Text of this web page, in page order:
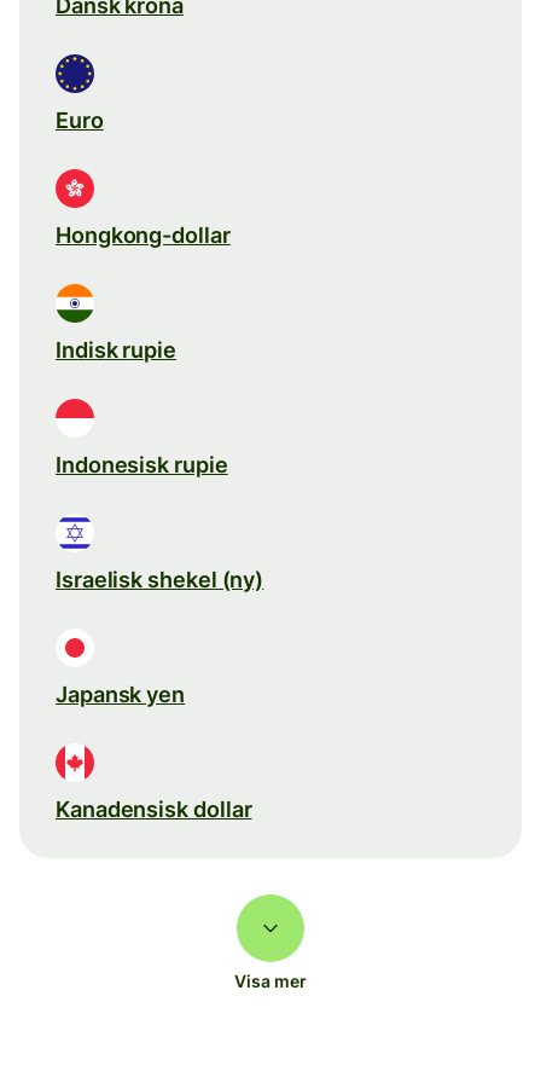
Dansk krona
Euro
Hongkong-dollar
Indisk rupie
Indonesisk rupie
Israelisk shekel (ny)
Japansk yen
Kanadensisk dollar
Visa mer